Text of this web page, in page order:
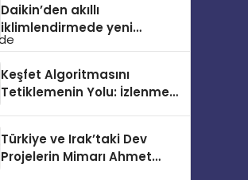
Daikin’den akıllı
iklimlendirmede yeni
dönem: Madoka Plus
dostu tasarımıyla öne çıkan
Madoka ailesinin yeni nesil
teknolojilerle donatılmış son
modeli VRV kontrol ünitesi
Madoka Plus Türkiye’de
satışa sunuldu. Tam
Keşfet Algoritmasını
Tetiklemenin Yolu: İzlenme
Türkiye ve Irak’taki Dev
Projelerin Mimarı Ahmet